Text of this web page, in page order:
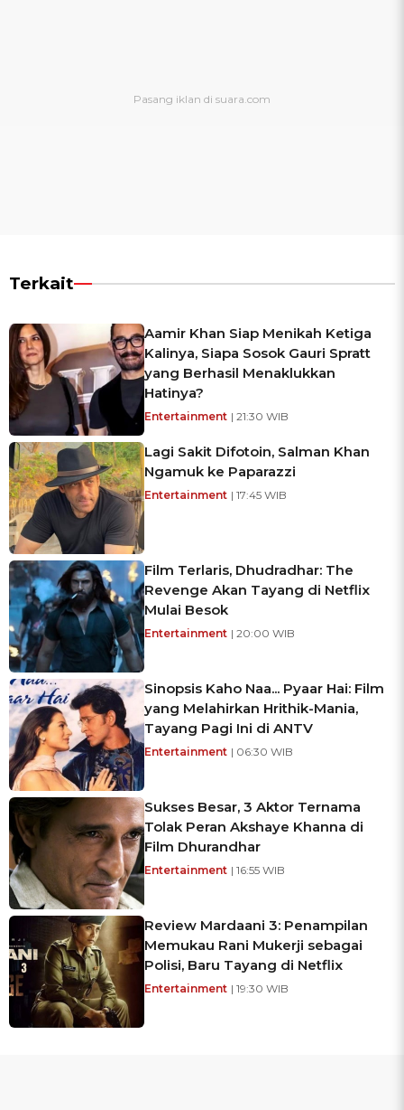
Terkait
Aamir Khan Siap Menikah Ketiga
Kalinya, Siapa Sosok Gauri Spratt
yang Berhasil Menaklukkan
Hatinya?
Entertainment | 21:30 WIB
Lagi Sakit Difotoin, Salman Khan
Ngamuk ke Paparazzi
Entertainment | 17:45 WIB
Film Terlaris, Dhudradhar: The
Revenge Akan Tayang di Netflix
Mulai Besok
Entertainment | 20:00 WIB
Sinopsis Kaho Naa... Pyaar Hai: Film
yang Melahirkan Hrithik-Mania,
Tayang Pagi Ini di ANTV
Entertainment | 06:30 WIB
Sukses Besar, 3 Aktor Ternama
Tolak Peran Akshaye Khanna di
Film Dhurandhar
Entertainment | 16:55 WIB
Review Mardaani 3: Penampilan
Memukau Rani Mukerji sebagai
Polisi, Baru Tayang di Netflix
Entertainment | 19:30 WIB